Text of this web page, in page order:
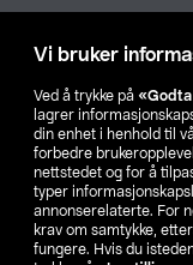
Vi bruker
Ved å trykke på
lagrer
din enhet i henhold til
forbedre
nettstedet og for å
typer
annonserelaterte. For
krav om samtykke,
fungere. Hvis du
Våre selskaper